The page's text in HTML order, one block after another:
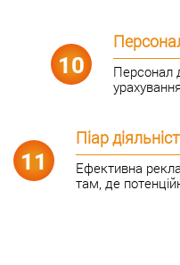
10
Персонал
11
Піар
Ефективна
там, де